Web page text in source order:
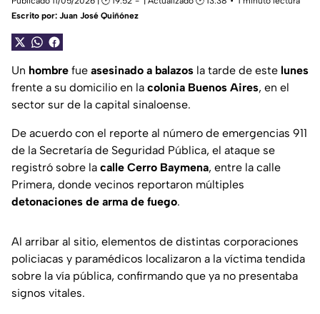
Escrito por: Juan José Quiñónez
Un hombre fue asesinado a balazos la tarde de este lunes
frente a su domicilio en la colonia Buenos Aires, en el
sector sur de la capital sinaloense.
De acuerdo con el reporte al número de emergencias 911
de la Secretaría de Seguridad Pública, el ataque se
registró sobre la calle Cerro Baymena, entre la calle
Primera, donde vecinos reportaron múltiples
detonaciones de arma de fuego.
Al arribar al sitio, elementos de distintas corporaciones
policiacas y paramédicos localizaron a la víctima tendida
sobre la vía pública, confirmando que ya no presentaba
signos vitales.